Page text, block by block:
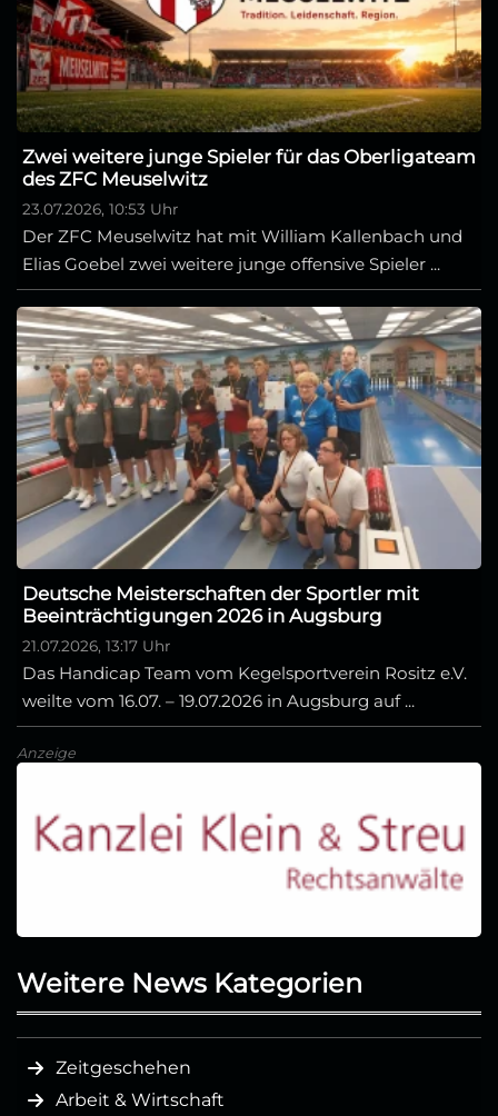
Zwei weitere junge Spieler für das Oberligateam
des ZFC Meuselwitz
23.07.2026, 10:53 Uhr
Der ZFC Meuselwitz hat mit William Kallenbach und
Elias Goebel zwei weitere junge offensive Spieler ...
Deutsche Meisterschaften der Sportler mit
Beeinträchtigungen 2026 in Augsburg
21.07.2026, 13:17 Uhr
Das Handicap Team vom Kegelsportverein Rositz e.V.
weilte vom 16.07. – 19.07.2026 in Augsburg auf ...
Anzeige
Weitere News Kategorien
Zeitgeschehen
Arbeit & Wirtschaft